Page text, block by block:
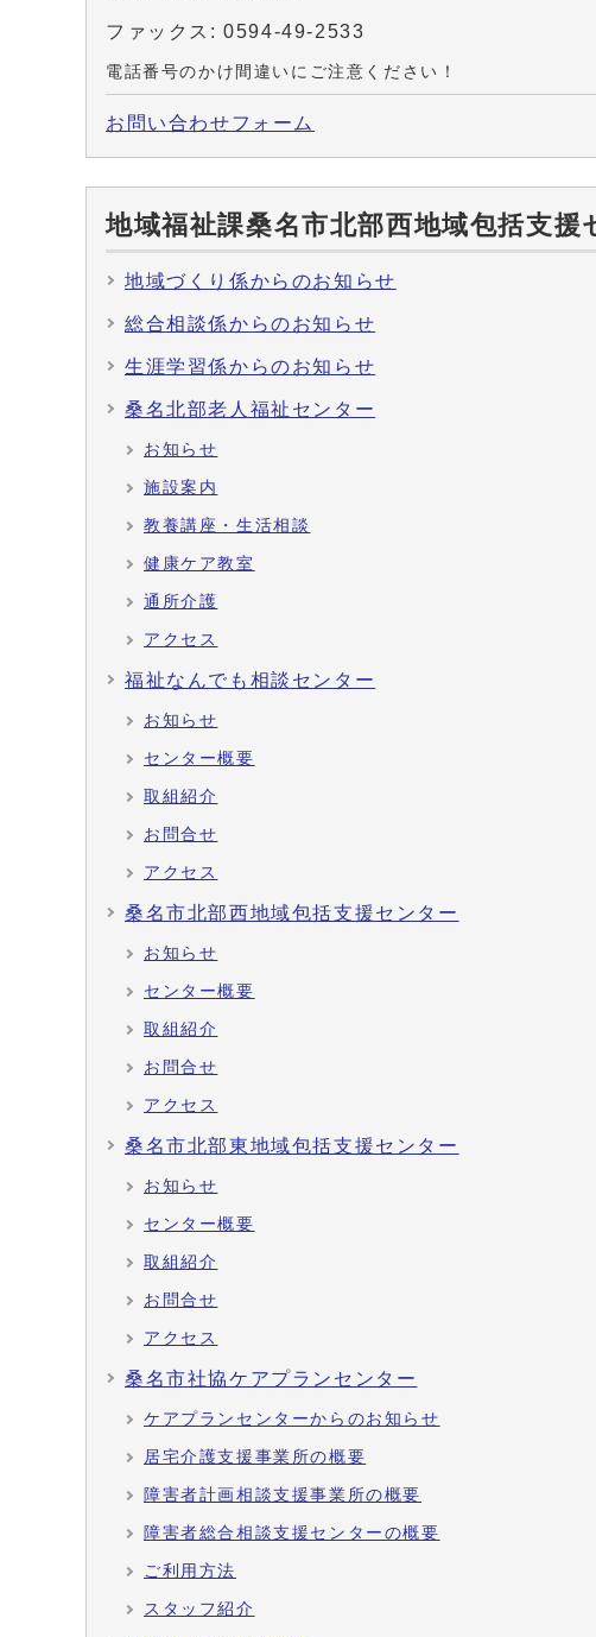
ファックス: 0594-49-2533
電話番号のかけ間違いにご注意ください！
お問い合わせフォーム
地域福祉課桑名市北部西地域包括支援
地域づくり係からのお知らせ
総合相談係からのお知らせ
生涯学習係からのお知らせ
桑名北部老人福祉センター
お知らせ
施設案内
教養講座・生活相談
健康ケア教室
通所介護
アクセス
福祉なんでも相談センター
お知らせ
センター概要
取組紹介
お問合せ
アクセス
桑名市北部西地域包括支援センター
お知らせ
センター概要
取組紹介
お問合せ
アクセス
桑名市北部東地域包括支援センター
お知らせ
センター概要
取組紹介
お問合せ
アクセス
桑名市社協ケアプランセンター
ケアプランセンターからのお知らせ
居宅介護支援事業所の概要
障害者計画相談支援事業所の概要
障害者総合相談支援センターの概要
ご利用方法
スタッフ紹介